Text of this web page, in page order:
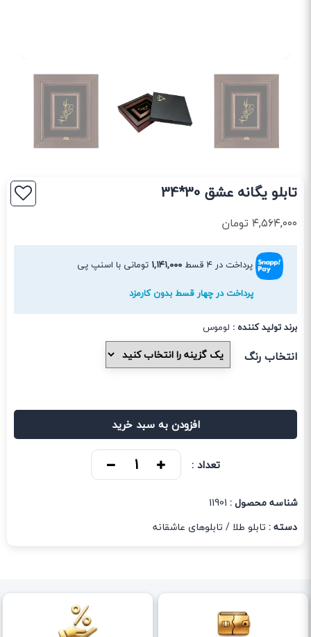
تابلو یگانه عشق 30*34
۴,۵۶۴,۰۰۰ تومان
پرداخت در ۴ قسط ۱,۱۴۱,۰۰۰ تومانی با اسنپ پی
پرداخت در چهار قسط بدون کارمزد
برند تولید کننده : لوموس
انتخاب رنگ
افزودن به سبد خرید
تعداد :
شناسه محصول : 11901
دسته : تابلو طلا / تابلوهای عاشقانه